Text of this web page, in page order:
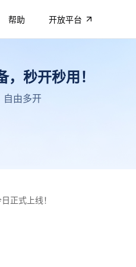
帮助 开放平台
秒开秒用！
自由多开
正式上线！